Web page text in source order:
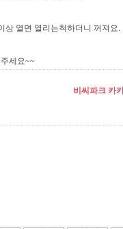
상 열면 열리는척하더니 꺼져요.
세요~~
비씨파크 카